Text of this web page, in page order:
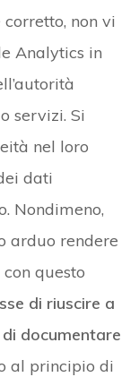
non vi
Analytics in
servizi. Si
nel loro
dati
Nondimeno,
arduo rendere
questo
di riuscire a
documentare
al principio di